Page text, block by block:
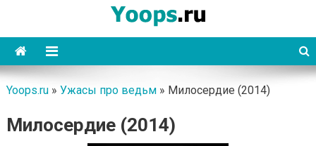
content
Yoops
Yoops.ru» Ужасы про ведьм» Милосердие (2014)
Милосердие (2014)